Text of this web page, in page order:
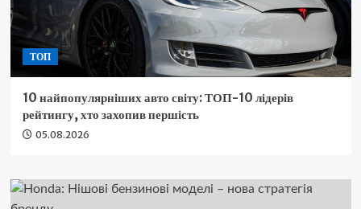
ТОП
10 найпопулярніших авто світу: ТОП-10 лідерів
рейтингу, хто захопив першість
05.08.2026